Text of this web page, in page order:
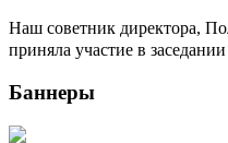
Наш советник директора,
приняла участие в заседании
Баннеры